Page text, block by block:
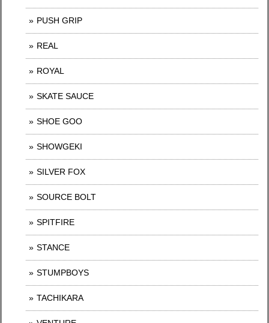
PUSH GRIP
REAL
ROYAL
SKATE SAUCE
SHOE GOO
SHOWGEKI
SILVER FOX
SOURCE BOLT
SPITFIRE
STANCE
STUMPBOYS
TACHIKARA